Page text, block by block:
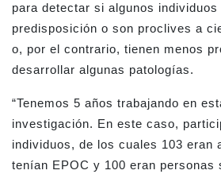
para detectar si algunos individuos
predisposición o son proclives a
o, por el contrario, tienen menos
desarrollar algunas patologías.
“Tenemos 5 años trabajando en
investigación. En este caso,
individuos, de los cuales 103 eran
tenían EPOC y 100 eran personas